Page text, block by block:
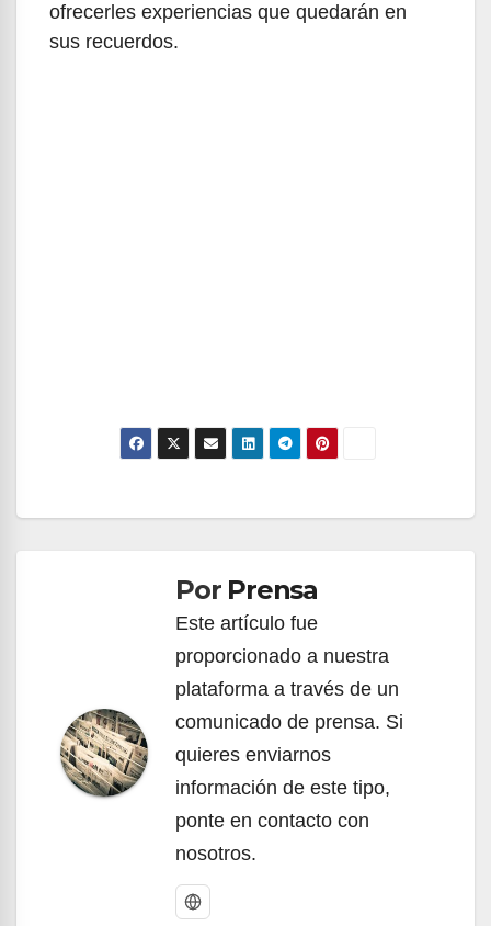
ofrecerles experiencias que quedarán en
sus recuerdos.
Navegación
entradasPor Prensa
Este artículo fue
proporcionado a nuestra
plataforma a través de un
comunicado de prensa. Si
quieres enviarnos
información de este tipo,
ponte en contacto con
nosotros.